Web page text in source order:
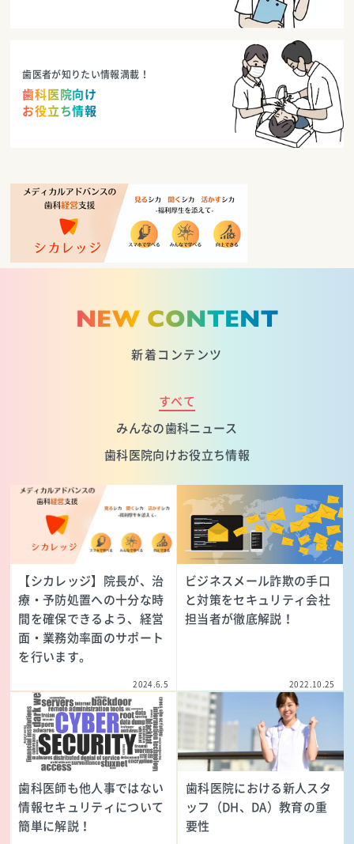
歯医者が知りたい情報満載！
歯科医院向け
お役立ち情報
NEW CONTENT
新着コンテンツ
すべて
みんなの歯科ニュース
歯科医院向けお役立ち情報
【シカレッジ】院長が、治
療・予防処置への十分な時
間を確保できるよう、経営
面・業務効率面のサポート
を行います。
2024.6.5
ビジネスメール詐欺の手口
と対策をセキュリティ会社
担当者が徹底解説！
2022.10.25
歯科医師も他人事ではない
情報セキュリティについて
簡単に解説！
歯科医院における新人スタ
ッフ（DH、DA）教育の重
要性